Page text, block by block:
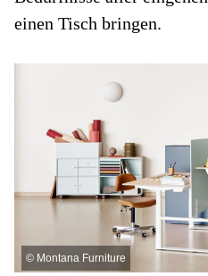
einen Tisch bringen.
© Montana Furniture